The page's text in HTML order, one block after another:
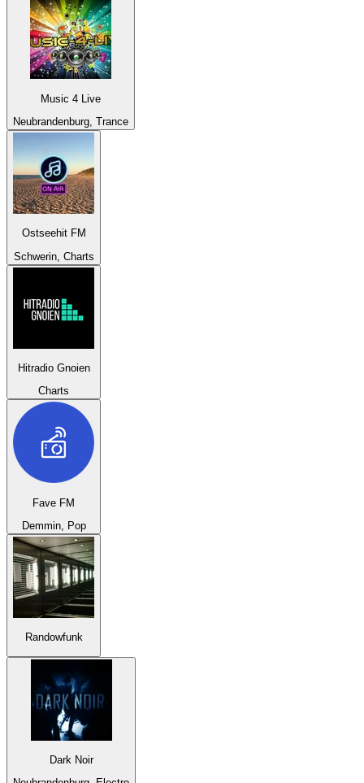
Music 4 Live
Neubrandenburg, Trance
Ostseehit FM
Schwerin, Charts
Hitradio Gnoien
Charts
Fave FM
Demmin, Pop
Randowfunk
Dark Noir